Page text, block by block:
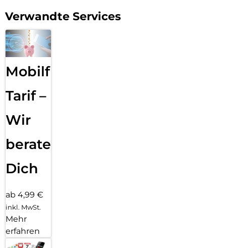
Verwandte Services
Mobilfunk
Tarif –
Wir
beraten
Dich
ab 4,99 €
inkl. MwSt.
Mehr
erfahren